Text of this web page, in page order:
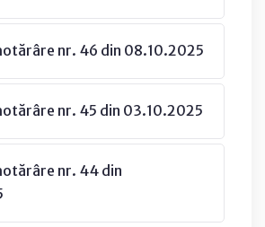
nr. 46 din 08.10.2025
nr. 45 din 03.10.2025
nr. 44 din